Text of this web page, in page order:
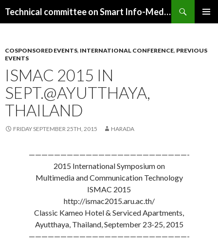
Technical committee on Smart Info-Media Systems (SIS), IEICE
COSPONSORED EVENTS, INTERNATIONAL CONFERENCE, PREVIOUS
EVENTS
ISMAC 2015 IN
SEPT.@AYUTTHAYA,
THAILAND
FRIDAY SEPTEMBER 25TH, 2015 HARADA
—————————————————————————-
2015 International Symposium on
Multimedia and Communication Technology
ISMAC 2015
http://ismac2015.aru.ac.th/
Classic Kameo Hotel & Serviced Apartments,
Ayutthaya, Thailand, September 23-25, 2015
—————————————————————————-